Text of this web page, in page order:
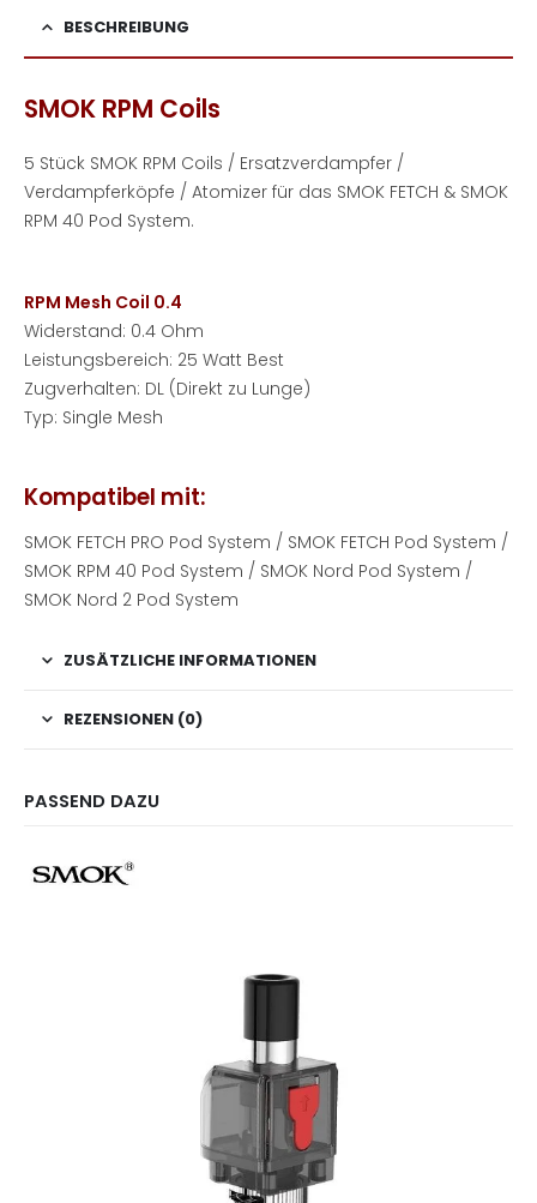
BESCHREIBUNG
SMOK RPM Coils
5 Stück SMOK RPM Coils / Ersatzverdampfer /
Verdampferköpfe / Atomizer für das SMOK FETCH & SMOK
RPM 40 Pod System.
RPM Mesh Coil 0.4
Widerstand: 0.4 Ohm
Leistungsbereich: 25 Watt Best
Zugverhalten: DL (Direkt zu Lunge)
Typ: Single Mesh
Kompatibel mit:
SMOK FETCH PRO Pod System / SMOK FETCH Pod System /
SMOK RPM 40 Pod System / SMOK Nord Pod System /
SMOK Nord 2 Pod System
ZUSÄTZLICHE INFORMATIONEN
REZENSIONEN (0)
PASSEND DAZU
Dieses
Produkt